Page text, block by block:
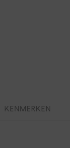
KENMERKEN